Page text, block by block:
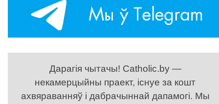
Дарагія чытачы! Catholic.by —
некамерцыйны праект, існуе за кошт
ахвяраванняў і дабрачыннай дапамогі. Мы